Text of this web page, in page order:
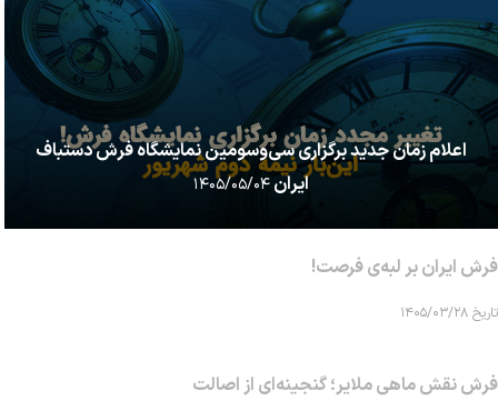
اعلام زمان جدید برگزاری سی‌وسومین نمایشگاه فرش دستباف
ایران۱۴۰۵/۰۵/۰۴
فرش ایران بر لبه‌ی فرصت!
تاریخ ۱۴۰۵/۰۳/۲۸
فرش نقش ماهی‌ ملایر؛ گنجینه‌ای از اصالت